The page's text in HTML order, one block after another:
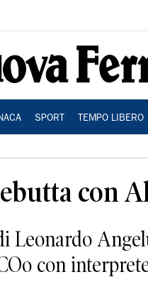
SPORT TEMPO LIBERO
con
Leonardo
con